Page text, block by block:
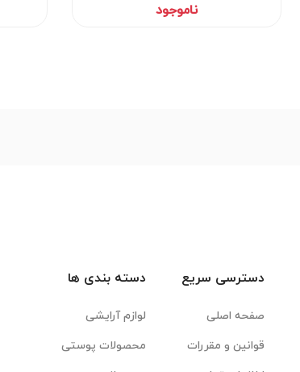
ناموجود
دسترسی سریع
صفحه اصلی
قوانین و مقررات
دسته بندی ها
لوازم آرایشی
محصولات پوستی